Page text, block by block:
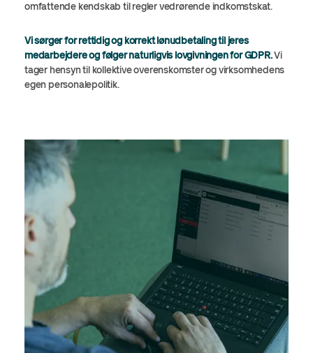
omfattende kendskab til regler vedrørende indkomstskat.
Vi sørger for rettidig og korrekt lønudbetaling til jeres
medarbejdere og følger naturligvis lovgivningen for GDPR.Vi
tager hensyn til kollektive overenskomster og virksomhedens
egen personalepolitik.